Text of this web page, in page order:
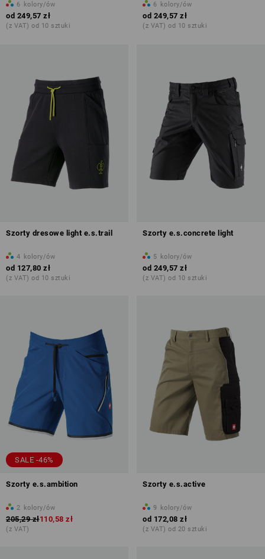
6 kolory/ów
od 249,57 zł
(z VAT) od 10 sztuki
6 kolory/ów
od 249,57 zł
(z VAT) od 10 sztuki
Szorty dresowe light e.s.trail
4 kolory/ów
od 127,80 zł
(z VAT) od 10 sztuki
Szorty e.s.concrete light
5 kolory/ów
od 249,57 zł
(z VAT) od 10 sztuki
SALE -46%
Szorty e.s.ambition
2 kolory/ów
205,29 zł110,58 zł
(z VAT)
Szorty e.s.active
9 kolory/ów
od 172,08 zł
(z VAT) od 20 sztuki